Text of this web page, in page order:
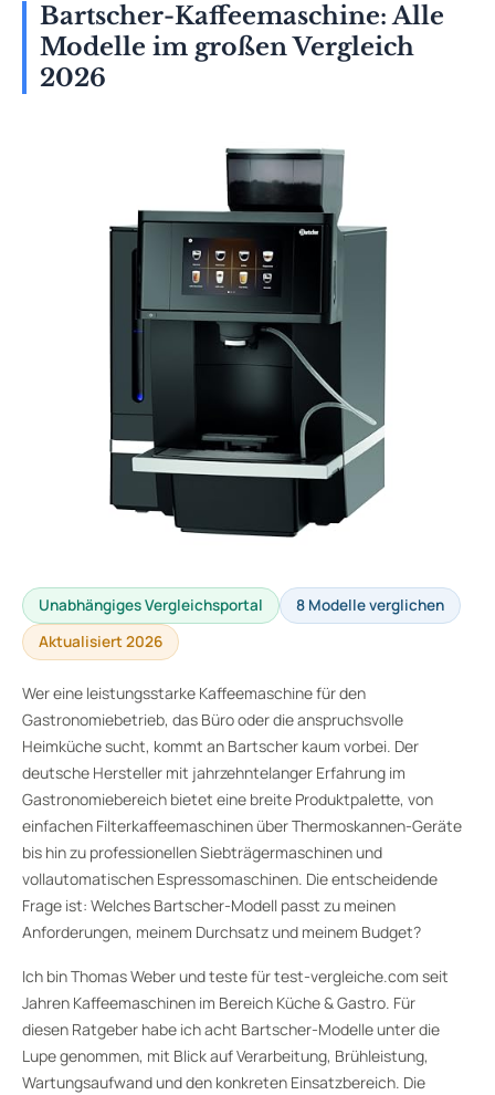
Bartscher-Kaffeemaschine: Alle
Modelle im großen Vergleich
2026
Unabhängiges Vergleichsportal
8 Modelle verglichen
Aktualisiert 2026
Wer eine leistungsstarke Kaffeemaschine für den
Gastronomiebetrieb, das Büro oder die anspruchsvolle
Heimküche sucht, kommt an Bartscher kaum vorbei. Der
deutsche Hersteller mit jahrzehntelanger Erfahrung im
Gastronomiebereich bietet eine breite Produktpalette, von
einfachen Filterkaffeemaschinen über Thermoskannen-Geräte
bis hin zu professionellen Siebträgermaschinen und
vollautomatischen Espressomaschinen. Die entscheidende
Frage ist: Welches Bartscher-Modell passt zu meinen
Anforderungen, meinem Durchsatz und meinem Budget?
Ich bin Thomas Weber und teste für test-vergleiche.com seit
Jahren Kaffeemaschinen im Bereich Küche & Gastro. Für
diesen Ratgeber habe ich acht Bartscher-Modelle unter die
Lupe genommen, mit Blick auf Verarbeitung, Brühleistung,
Wartungsaufwand und den konkreten Einsatzbereich. Die